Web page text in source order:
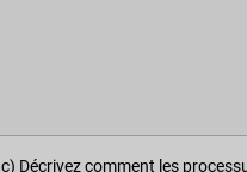
c) Décrivez comment les